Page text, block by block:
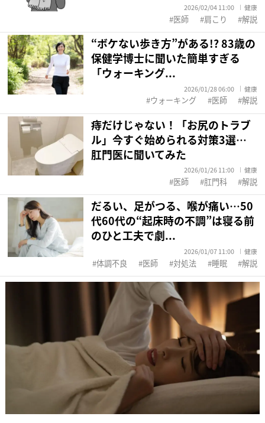
2026/02/04 11:00 健康
医師 肩こり 解説
“ボケない歩き方”がある!? 83歳の
保健学博士に聞いた簡単すぎる
「ウォーキング...
2026/01/28 06:00 健康
ウォーキング 医師 解説
痔だけじゃない！「お尻のトラブ
ル」今すぐ始められる対策3選…
肛門医に聞いてみた
2026/01/26 11:00 健康
医師 肛門科 解説
だるい、足がつる、喉が痛い…50
代60代の“起床時の不調”は寝る前
のひと工夫で劇...
2026/01/07 11:00 健康
体調不良 医師 対処法 睡眠 解説